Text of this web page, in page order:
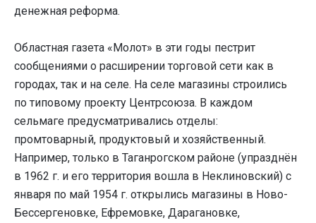
денежная реформа.
Областная газета «Молот» в эти годы пестрит
сообщениями о расширении торговой сети как в
городах, так и на селе. На селе магазины строились
по типовому проекту Центрсоюза. В каждом
сельмаге предусматривались отделы:
промтоварный, продуктовый и хозяйственный.
Например, только в Таганрогском районе (упразднён
в 1962 г. и его территория вошла в Неклиновский) с
января по май 1954 г. открылись магазины в Ново-
Бессергеновке, Ефремовке, Дарагановке,